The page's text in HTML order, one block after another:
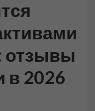
отзывы
в 2026